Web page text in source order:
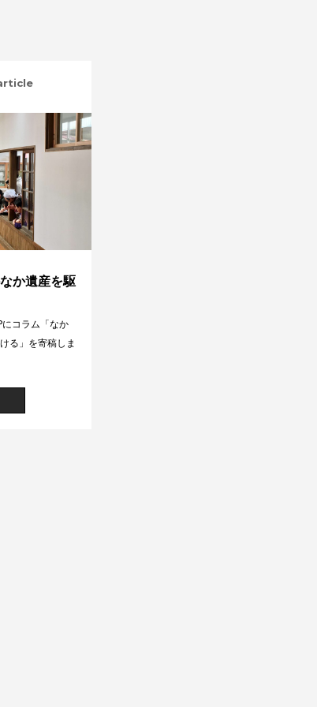
か遺産を駆
コラム「なか
る」を寄稿しま